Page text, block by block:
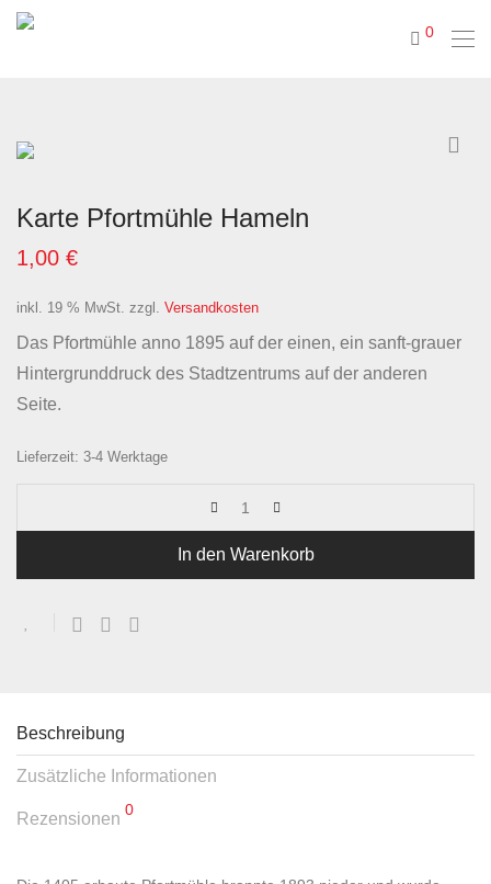
0
Karte Pfortmühle Hameln
1,00 €
inkl. 19 % MwSt. zzgl. Versandkosten
Das Pfortmühle anno 1895 auf der einen, ein sanft-grauer
Hintergrunddruck des Stadtzentrums auf der anderen
Seite.
Lieferzeit: 3-4 Werktage
In den Warenkorb
Beschreibung
Zusätzliche Informationen
Rezensionen 0